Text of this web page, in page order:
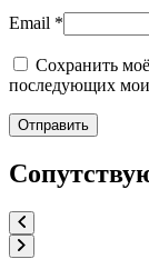
Email *
Сохранить
последующих